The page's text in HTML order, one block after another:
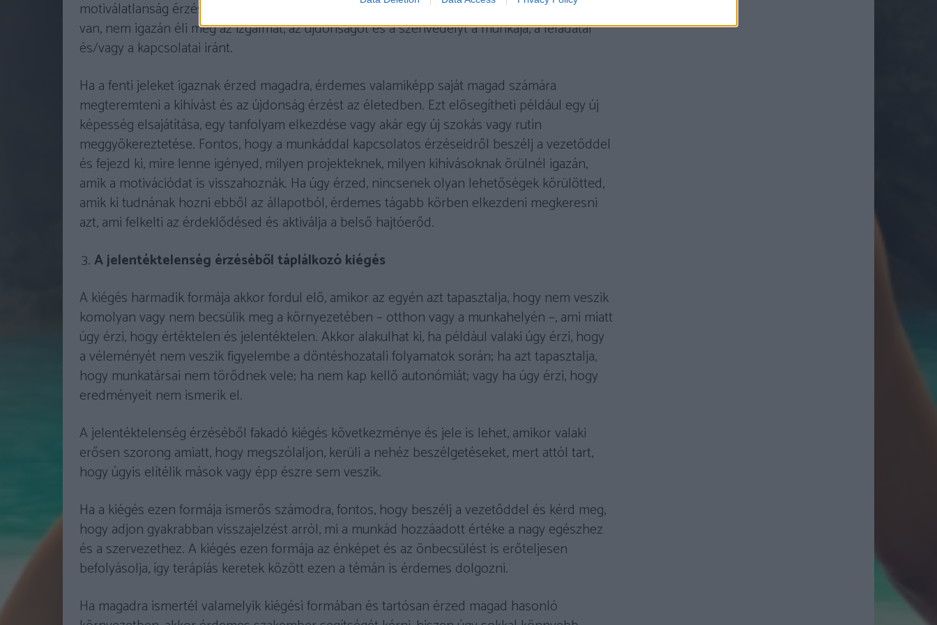
motiválatlanság érzése, nehéz reggelente kikelni az ágyból, hiszen aki ebben az állapotban
van, nem igazán éli meg az izgalmat, az újdonságot és a szenvedélyt a munkája, a feladatai
és/vagy a kapcsolatai iránt.
Ha a fenti jeleket igaznak érzed magadra, érdemes valamiképp saját magad számára
megteremteni a kihívást és az újdonság érzést az életedben. Ezt elősegítheti például egy új
képesség elsajátítása, egy tanfolyam elkezdése vagy akár egy új szokás vagy rutin
meggyökereztetése. Fontos, hogy a munkáddal kapcsolatos érzéseidről beszélj a vezetőddel
és fejezd ki, mire lenne igényed, milyen projekteknek, milyen kihívásoknak örülnél igazán,
amik a motivációdat is visszahoznák. Ha úgy érzed, nincsenek olyan lehetőségek körülötted,
amik ki tudnának hozni ebből az állapotból, érdemes tágabb körben elkezdeni megkeresni
azt, ami felkelti az érdeklődésed és aktiválja a belső hajtóerőd.
A jelentéktelenség érzéséből táplálkozó kiégés
A kiégés harmadik formája akkor fordul elő, amikor az egyén azt tapasztalja, hogy nem veszik
komolyan vagy nem becsülik meg a környezetében – otthon vagy a munkahelyén –, ami miatt
úgy érzi, hogy értéktelen és jelentéktelen. Akkor alakulhat ki, ha például valaki úgy érzi, hogy
a véleményét nem veszik figyelembe a döntéshozatali folyamatok során; ha azt tapasztalja,
hogy munkatársai nem törődnek vele; ha nem kap kellő autonómiát; vagy ha úgy érzi, hogy
eredményeit nem ismerik el.
A jelentéktelenség érzéséből fakadó kiégés következménye és jele is lehet, amikor valaki
erősen szorong amiatt, hogy megszólaljon, kerüli a nehéz beszélgetéseket, mert attól tart,
hogy úgyis elítélik mások vagy épp észre sem veszik.
Ha a kiégés ezen formája ismerős számodra, fontos, hogy beszélj a vezetőddel és kérd meg,
hogy adjon gyakrabban visszajelzést arról, mi a munkád hozzáadott értéke a nagy egészhez
és a szervezethez. A kiégés ezen formája az énképet és az önbecsülést is erőteljesen
befolyásolja, így terápiás keretek között ezen a témán is érdemes dolgozni.
Ha magadra ismertél valamelyik kiégési formában és tartósan érzed magad hasonló